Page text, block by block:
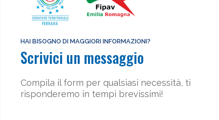
HAI BISOGNO DI MAGGIORI INFORMAZIONI?
Scrivici un messaggio
Compila il form per qualsiasi necessità, ti
risponderemo in tempi brevissimi!